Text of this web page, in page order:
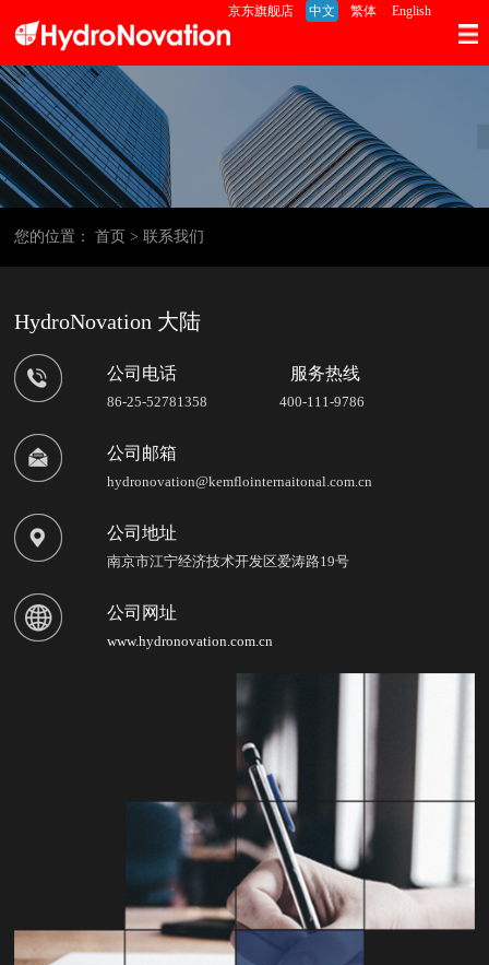
京东旗舰店 中文 繁体 English
您的位置：首页 >联系我们
HydroNovation 大陆
公司电话 服务热线
86-25-52781358 400-111-9786
公司邮箱
hydronovation@kemflointernaitonal.com.cn
公司地址
南京市江宁经济技术开发区爱涛路19号
公司网址
www.hydronovation.com.cn